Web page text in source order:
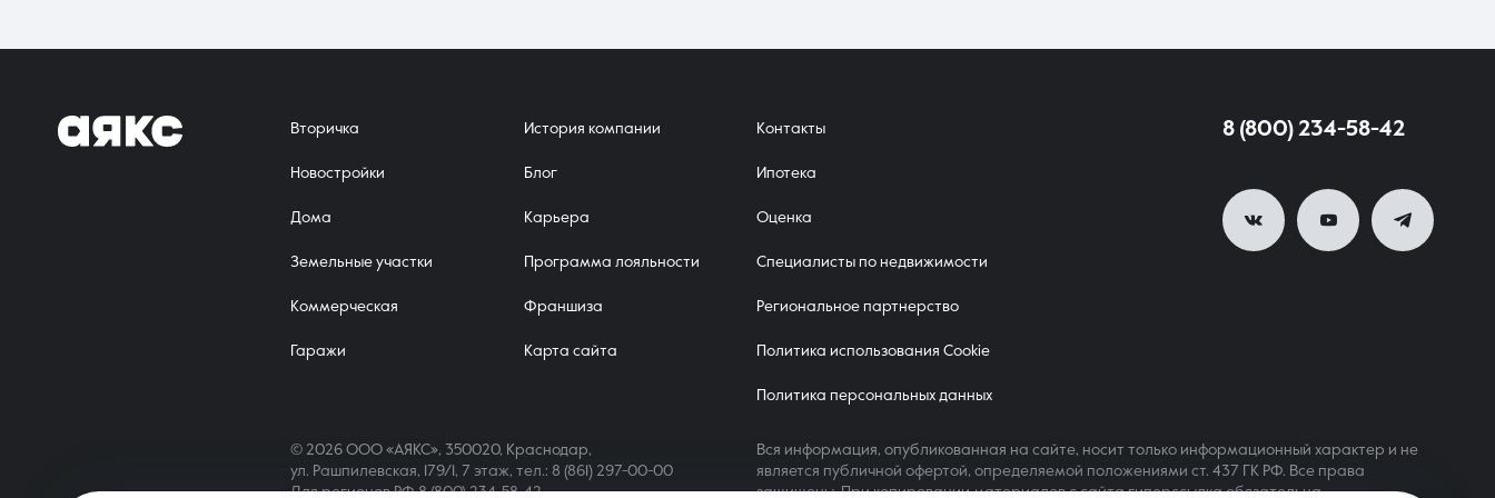
Вторичка
Новостройки
Дома
Земельные участки
Коммерческая
Гаражи
История компании
Блог
Карьера
Программа лояльности
Франшиза
Карта сайта
Контакты
Ипотека
Оценка
Специалисты по недвижимости
Региональное партнерство
Политика использования Cookie
Политика персональных данных
8 (800) 234-58-42
© 2026 ООО «АЯКС», 350020, Краснодар,
ул. Рашпилевская, 179/1, 7 этаж,тел.: 8 (861) 297-00-00
Для регионов РФ8 (800) 234-58-42
Вся информация, опубликованная на сайте, носит только информационный характер и не
является публичной офертой, определяемой положениями ст. 437 ГК РФ. Все права
защищены. При копировании материалов с сайта гиперссылка обязательна